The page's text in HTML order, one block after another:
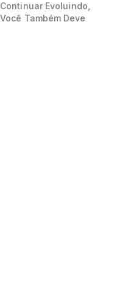
Continuar Evoluindo,
Você Também Deve